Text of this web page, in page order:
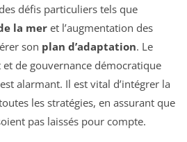
défis particuliers tels que
la mer et l’augmentation des
son plan d’adaptation. Le
de gouvernance démocratique
alarmant. Il est vital d’intégrer la
les stratégies, en assurant que
pas laissés pour compte.